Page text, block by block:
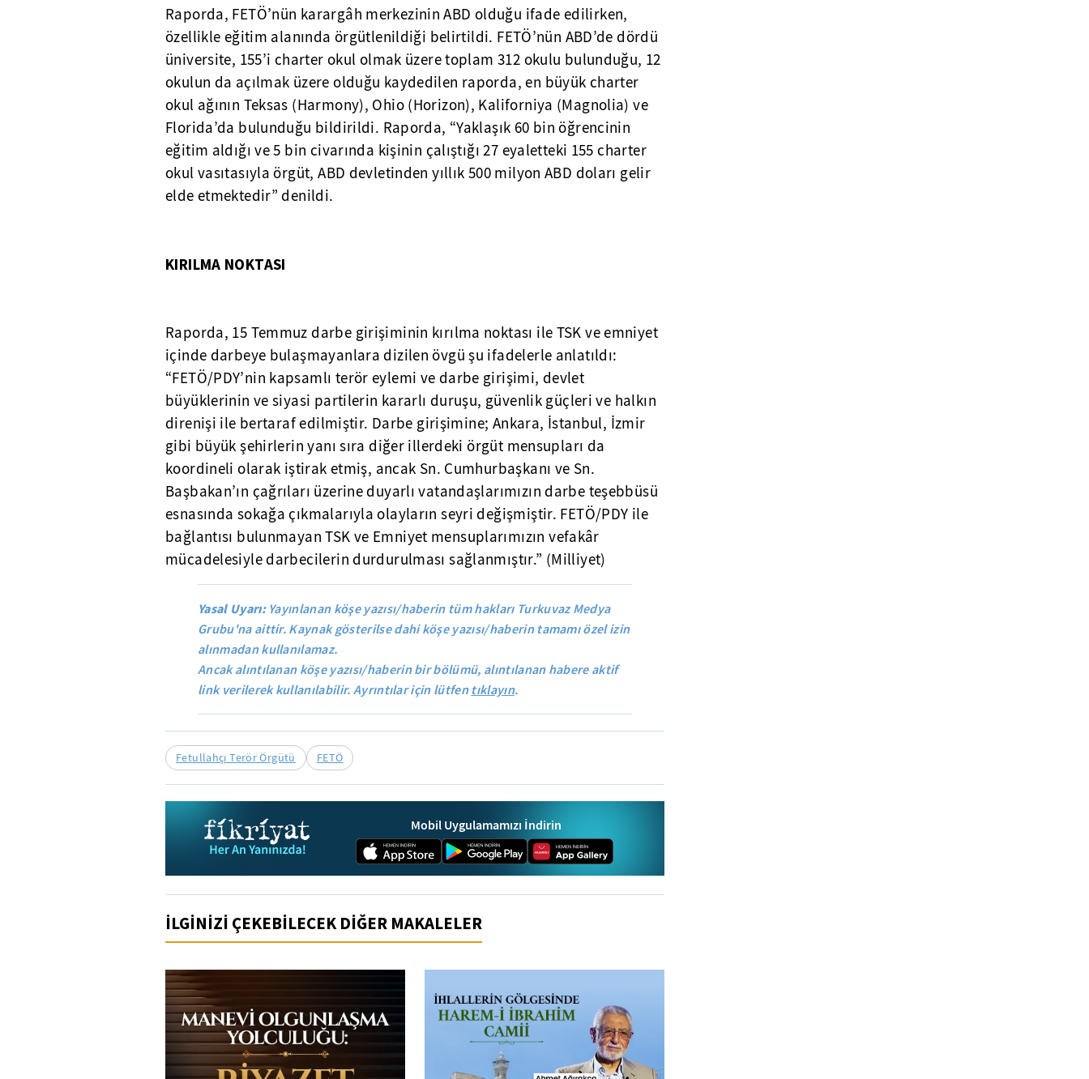
Raporda, FETÖ’nün karargâh merkezinin ABD olduğu ifade edilirken,
özellikle eğitim alanında örgütlenildiği belirtildi. FETÖ’nün ABD’de dördü
üniversite, 155’i charter okul olmak üzere toplam 312 okulu bulunduğu, 12
okulun da açılmak üzere olduğu kaydedilen raporda, en büyük charter
okul ağının Teksas (Harmony), Ohio (Horizon), Kaliforniya (Magnolia) ve
Florida’da bulunduğu bildirildi. Raporda, “Yaklaşık 60 bin öğrencinin
eğitim aldığı ve 5 bin civarında kişinin çalıştığı 27 eyaletteki 155 charter
okul vasıtasıyla örgüt, ABD devletinden yıllık 500 milyon ABD doları gelir
elde etmektedir” denildi.
KIRILMA NOKTASI
Raporda, 15 Temmuz darbe girişiminin kırılma noktası ile TSK ve emniyet
içinde darbeye bulaşmayanlara dizilen övgü şu ifadelerle anlatıldı:
“FETÖ/PDY’nin kapsamlı terör eylemi ve darbe girişimi, devlet
büyüklerinin ve siyasi partilerin kararlı duruşu, güvenlik güçleri ve halkın
direnişi ile bertaraf edilmiştir. Darbe girişimine; Ankara, İstanbul, İzmir
gibi büyük şehirlerin yanı sıra diğer illerdeki örgüt mensupları da
koordineli olarak iştirak etmiş, ancak Sn. Cumhurbaşkanı ve Sn.
Başbakan’ın çağrıları üzerine duyarlı vatandaşlarımızın darbe teşebbüsü
esnasında sokağa çıkmalarıyla olayların seyri değişmiştir. FETÖ/PDY ile
bağlantısı bulunmayan TSK ve Emniyet mensuplarımızın vefakâr
mücadelesiyle darbecilerin durdurulması sağlanmıştır.” (Milliyet)
Yasal Uyarı:Yayınlanan köşe yazısı/haberin tüm hakları Turkuvaz Medya
Grubu'na aittir. Kaynak gösterilse dahi köşe yazısı/haberin tamamı özel izin
alınmadan kullanılamaz.
Ancak alıntılanan köşe yazısı/haberin bir bölümü, alıntılanan habere aktif
link verilerek kullanılabilir. Ayrıntılar için lütfentıklayın.
Fetullahçı Terör Örgütü FETÖ
Mobil Uygulamamızı İndirin
İLGİNİZİ ÇEKEBİLECEK DİĞER MAKALELER